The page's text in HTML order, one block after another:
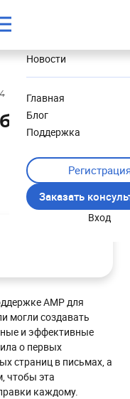
Новости
Главная
Блог
Поддержка
Заказать
Вход
AMP
Inbox Near You,
(EN)
AMP для
могли создавать
и эффективные
о первых
страниц в письмах, а
чтобы эта
каждому.